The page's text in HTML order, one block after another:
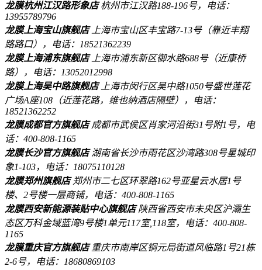
龙膜杭州江汉路形象店杭州市江汉路188-196号，电话：
13955789796
龙膜上海宝山旗舰店上海市宝山区丰宝路7-13号（靠近丰翔
路路口），电话：18521362239
龙膜上海浦东旗舰店上海市浦东新区御水路688号（近康桥
路），电话：13052012998
龙膜上海吴中路旗舰店上海市闵行区吴中路1050号盛世莲花
广场A座108（近莲花路，维也纳酒店隔壁），电话：
18521362252
龙膜成都官方旗舰店成都市武侯区肖家河沿街31号附1号，电
话：400-808-1165
龙膜长沙官方旗舰店湖南省长沙市雨花区沙湾路308号星城印
象1-103，电话：18075110128
龙膜郑州旗舰店郑州市二七区环翠路162号亚星云水居1号
楼、2号楼一层商铺，电话：400-808-1165
龙膜西安新能源装贴中心旗舰店陕西省西安市未央区沪灞生
态区万科金域蓝湾9号楼1单元117室,118室，电话：400-808-
1165
龙膜重庆官方旗舰店重庆市南岸区铜元局街道风临路1号21栋
2-6号，电话：18680869103